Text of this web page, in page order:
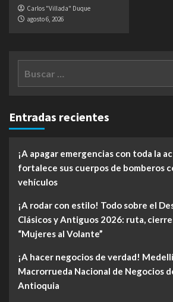
Carlos "Villada" Duque
agosto 6, 2026
Entradas recientes
¡A apagar emergencias con toda la
fortalece sus cuerpos de bomberos
vehículos
¡A rodar con estilo! Todo sobre el
Clásicos y Antiguos 2026: ruta,
“Mujeres al Volante”
¡A hacer negocios de verdad!
Macrorrueda Nacional de Negocios
Antioquia